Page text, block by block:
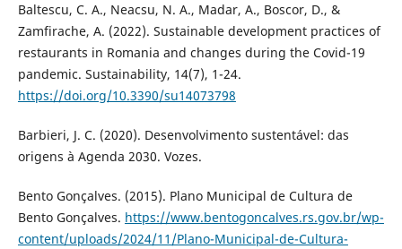
Baltescu, C. A., Neacsu, N. A., Madar, A., Boscor, D., &
Zamfirache, A. (2022). Sustainable development practices of
restaurants in Romania and changes during the Covid-19
pandemic. Sustainability, 14(7), 1-24.
https://doi.org/10.3390/su14073798
Barbieri, J. C. (2020). Desenvolvimento sustentável: das
origens à Agenda 2030. Vozes.
Bento Gonçalves. (2015). Plano Municipal de Cultura de
Bento Gonçalves. https://www.bentogoncalves.rs.gov.br/wp-
content/uploads/2024/11/Plano-Municipal-de-Cultura-